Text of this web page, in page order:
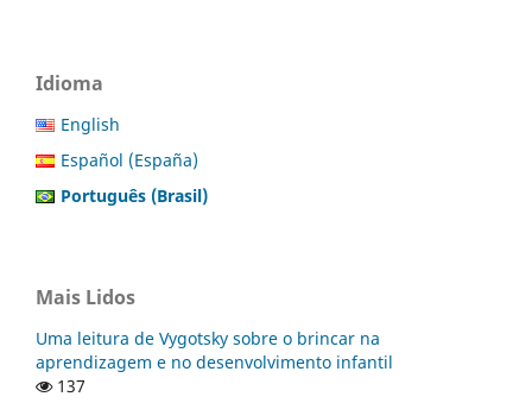
Idioma
English
Español (España)
Português (Brasil)
Mais Lidos
Uma leitura de Vygotsky sobre o brincar na
aprendizagem e no desenvolvimento infantil
137